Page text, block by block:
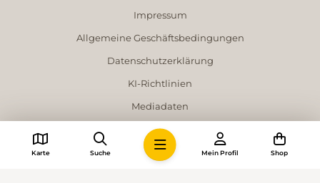
Impressum
Allgemeine Geschäftsbedingungen
Datenschutzerklärung
KI-Richtlinien
Mediadaten
Karte Suche Mein Profil Shop